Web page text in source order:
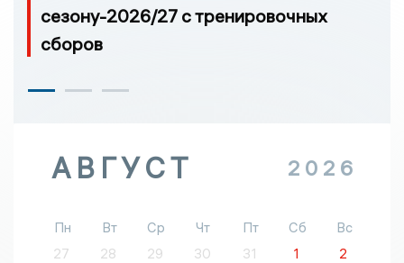
сезону-2026/27 с тренировочных
сборов
АВГУСТ 2026
Пн Вт Ср Чт Пт Сб
Вс
27
28 29 30 31 1
2